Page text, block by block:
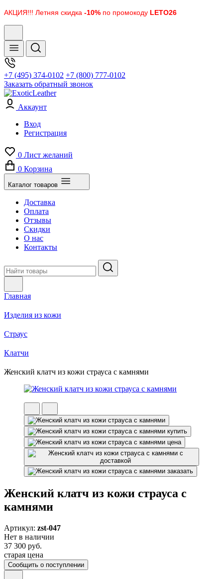
АКЦИЯ!!! Летняя скидка -10% по промокоду LETO26
+7 (495) 374-0102 +7 (800) 777-0102
Заказать обратный звонок
Аккаунт
Вход
Регистрация
0 Лист желаний
0 Корзина
Каталог товаров
Доставка
Оплата
Отзывы
Скидки
О нас
Контакты
Главная
Изделия из кожи
Страус
Клатчи
Женский клатч из кожи страуса с камнями
Женский клатч из кожи страуса с
камнями
Артикул: zst-047
Нет в наличии
37 300 руб.
старая цена
Сообщить о поступлении